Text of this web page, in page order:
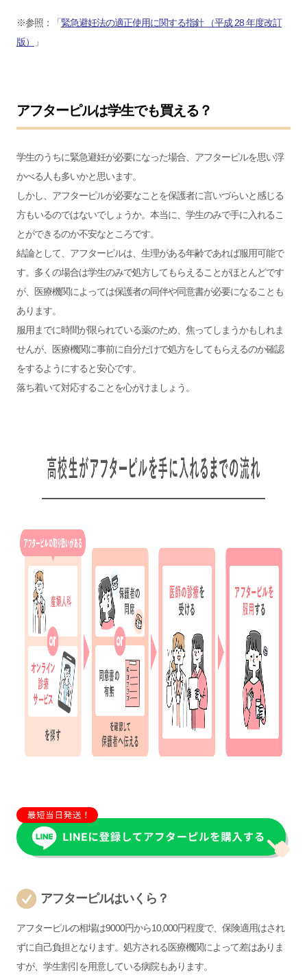
※参照：「 緊急避妊法の適正使用に関する指針 （平成 28 年度改訂
版）
」
アフターピルは学生でも買える？
学生のうちに緊急避妊が必要になった場合、アフターピルを思い浮
かべる人も多いかと思います。
しかし、アフターピルが必要なことを保護者に言いづらいと感じる
方もいるのではないでしょうか。本当に、学生のみで手に入れるこ
とができるのか不安なところです。
結論として、アフターピルは、生理がある年齢であれば服用可能で
す。多くの場合は学生のみで処方してもらえることがほとんどです
が、医療機関によっては保護者の同伴や同意書が必要になることも
あります。
服用までに時間が限られている薬のため、焦ってしまうかもしれま
せんが、医療機関に事前に自分だけで処方をしてもらえるのか確認
をするようにすると安心です。
落ち着いて対応することを心がけましょう。
アフターピルはいくら？
アフターピルの相場は9000円から10,000円程度で、保険適用はされ
ずに自己負担となります。処方される医療機関によって差はありま
すが、学生割引を用意している病院もあります。